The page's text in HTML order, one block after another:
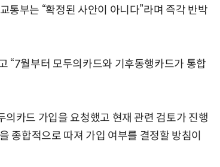
통부는 “확정된 사안이 아니다”라며 즉각 반박
“7월부터 모두의카드와 기후동행카드가 통합
카드 가입을 요청했고 현재 관련 검토가 진행
종합적으로 따져 가입 여부를 결정할 방침이